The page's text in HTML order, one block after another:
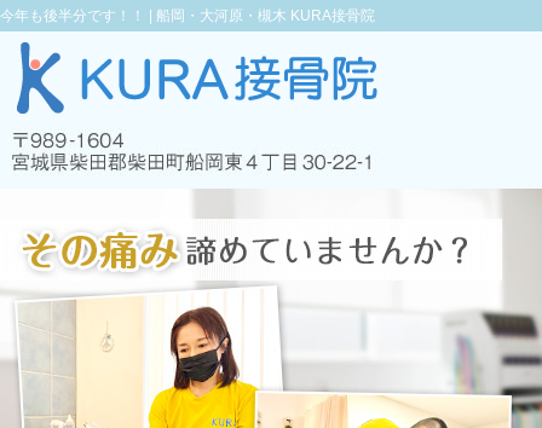
今年も後半分です！！ | 船岡・大河原・槻木 KURA接骨院